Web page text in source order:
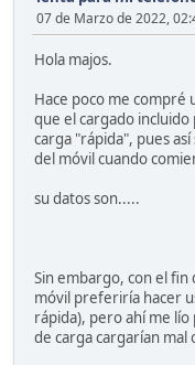
07 de Marzo de 2022,
Hola majos.
Hace poco me compré
que el cargado
carga "rápida", pues
del móvil cuando
su datos son.....
Sin embargo, con el fin
móvil preferiría hacer
rápida), pero ahí me
de carga cargarían mal